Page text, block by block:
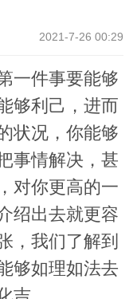
2021-7-26 00:29
一件事要能够
够利己，进而
状况，你能够
事情解决，甚
对你更高的一
绍出去就更容
，我们了解到
够如理如法去